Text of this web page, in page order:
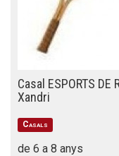
Casal ESPORTS DE
Xandri
Casals
de 6 a 8 anys